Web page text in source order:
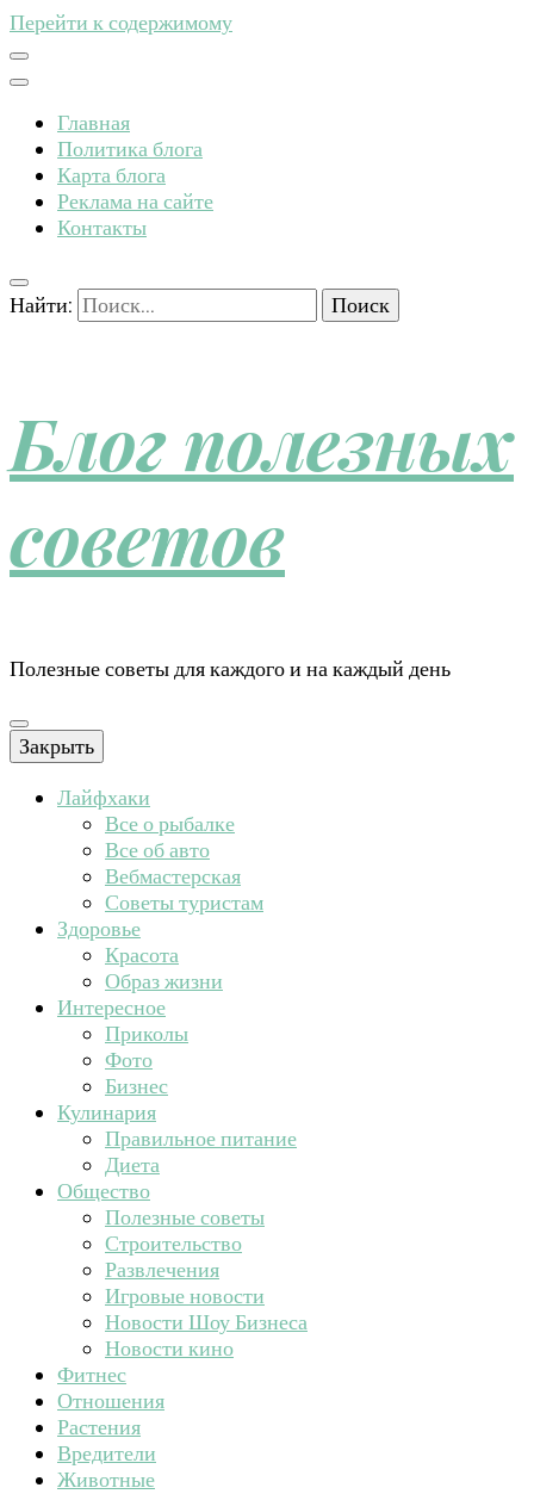
Перейти к содержимому
Главная
Политика блога
Карта блога
Реклама на сайте
Контакты
Найти:
Блог полезных
советов
Полезные советы для каждого и на каждый день
Закрыть
Лайфхаки
Все о рыбалке
Все об авто
Вебмастерская
Советы туристам
Здоровье
Красота
Образ жизни
Интересное
Приколы
Фото
Бизнес
Кулинария
Правильное питание
Диета
Общество
Полезные советы
Строительство
Развлечения
Игровые новости
Новости Шоу Бизнеса
Новости кино
Фитнес
Отношения
Растения
Вредители
Животные